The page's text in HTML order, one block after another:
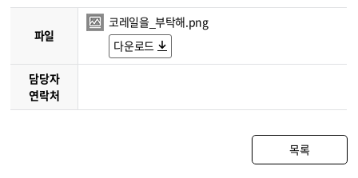
파일
코레일을_부탁해.png
다운로드
담당자
연락처
목록